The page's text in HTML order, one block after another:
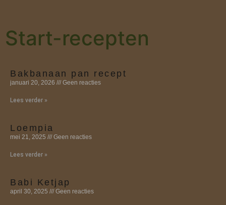
Start-recepten
Bakbanaan pan recept
januari 20, 2026 Geen reacties
Lees verder »
Loempia
mei 21, 2025 Geen reacties
Lees verder »
Babi Ketjap
april 30, 2025 Geen reacties